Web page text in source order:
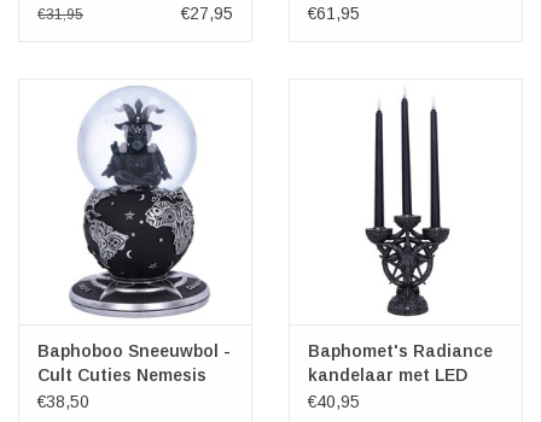
20,5cm
€31,95 €27,95
Now
€61,95
Baphoboo Sneeuwbol -
Cult Cuties Nemesis
Now
€38,50
Baphomet's Radiance
kandelaar met LED
kaarsen
€40,95